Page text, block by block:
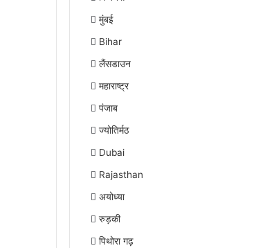
मुंबई
Bihar
लैंसडाउन
महाराष्ट्र
पंजाब
ज्योतिर्मठ
Dubai
Rajasthan
अयोध्या
रुड़की
पिथोरा गढ़